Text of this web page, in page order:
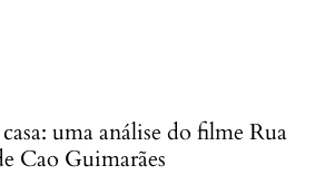
uma análise do filme Rua
Cao Guimarães